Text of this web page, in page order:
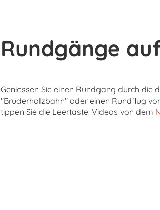
Rundgänge
Geniessen Sie einen Rundgang durch
"Bruderholzbahn" oder einen Rundflug
tippen Sie die Leertaste. Videos von dem